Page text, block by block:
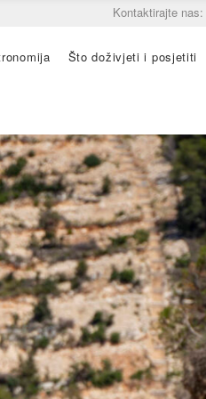
Kontaktirajte nas:
Što doživjeti i posjetiti